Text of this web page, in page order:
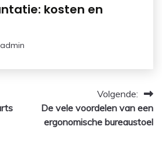
kosten en
admin
Volgende:
De vele voordelen van een
ergonomische bureaustoel